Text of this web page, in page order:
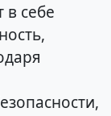
в себе